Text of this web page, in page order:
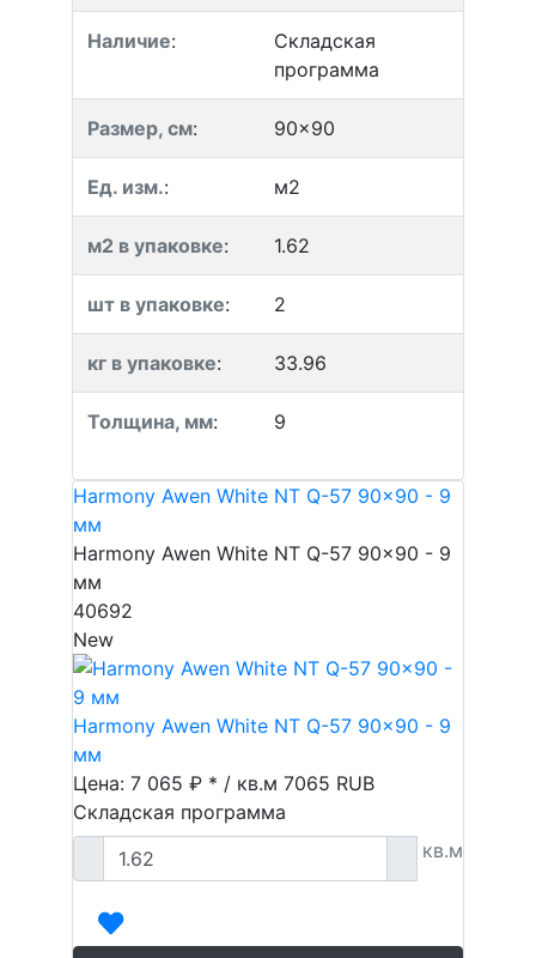
Наличие:
Складская
программа
Размер, см: 90x90
Ед. изм.: м2
м2 в упаковке: 1.62
шт в упаковке: 2
кг в упаковке: 33.96
Толщина, мм: 9
Harmony Awen White NT Q-57 90x90 - 9
мм
Harmony Awen White NT Q-57 90x90 - 9
мм
40692
New
Harmony Awen White NT Q-57 90x90 - 9
мм
Цена: 7 065 ₽ * / кв.м 7065 RUB
Складская программа
кв.м